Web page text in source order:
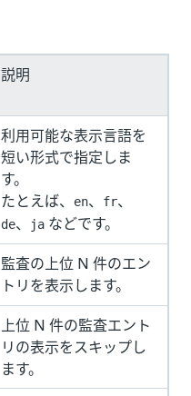
説明
利用可能な表示言語を
短い形式で指定しま
す。
たとえば、
en、 fr、
de、 ja などです。
監査の上位 N 件のエン
トリを表示します。
上位 N 件の監査エント
リの表示をスキップし
ます。